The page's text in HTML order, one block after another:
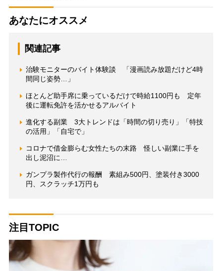
あなたにオススメ
関連記事
治験モニターのバイト体験談 「漫画読み放題だけど4時
間同じ姿勢…」
ほとんど助手席に乗っているだけで時給1100円も 定年
後に運転免許を活かせるアルバイト
進化する副業 3大トレンドは「時間の切り売り」「特技
の活用」「自宅で」
コロナで借金膨らむ女性たちの末路 怪しい副業に手を
出し泥沼に…
ガンプラ製作代行の報酬 素組み500円、塗装付き3000
円、スクラッチ1万円も
注目TOPIC